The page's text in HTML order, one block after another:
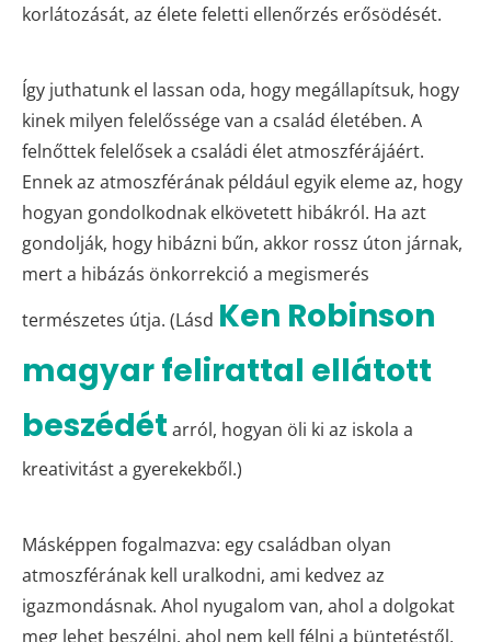
korlátozását, az élete feletti ellenőrzés erősödését.
Így juthatunk el lassan oda, hogy megállapítsuk, hogy
kinek milyen felelőssége van a család életében. A
felnőttek felelősek a családi élet atmoszférájáért.
Ennek az atmoszférának például egyik eleme az, hogy
hogyan gondolkodnak elkövetett hibákról. Ha azt
gondolják, hogy hibázni bűn, akkor rossz úton járnak,
mert a hibázás önkorrekció a megismerés
természetes útja. (Lásd Ken Robinson
magyar felirattal ellátott
beszédét arról, hogyan öli ki az iskola a
kreativitást a gyerekekből.)
Másképpen fogalmazva: egy családban olyan
atmoszférának kell uralkodni, ami kedvez az
igazmondásnak. Ahol nyugalom van, ahol a dolgokat
meg lehet beszélni, ahol nem kell félni a büntetéstől,